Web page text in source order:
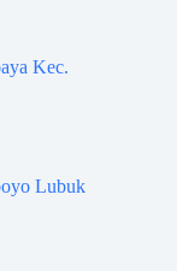
Kec.
Lubuk